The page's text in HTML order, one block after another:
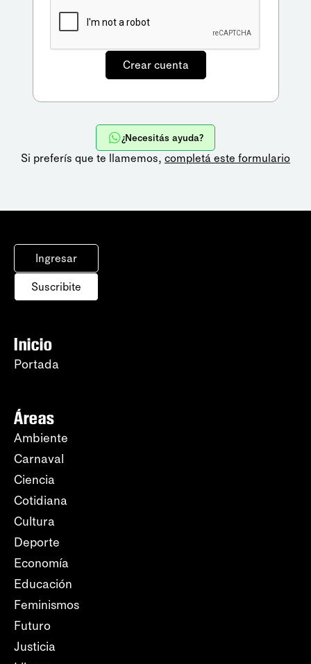
¿Necesitás ayuda?
Si preferís que te llamemos, completá este formulario
Ingresar
Suscribite
Inicio
Portada
Áreas
Ambiente
Carnaval
Ciencia
Cotidiana
Cultura
Deporte
Economía
Educación
Feminismos
Futuro
Justicia